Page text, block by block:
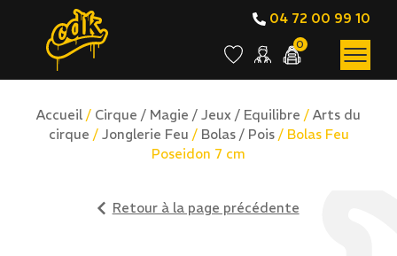
04 72 00 99 10
0
Accueil / Cirque / Magie / Jeux / Equilibre / Arts du
cirque / Jonglerie Feu / Bolas / Pois/ Bolas Feu
Poseidon 7 cm
Retour à la page précédente